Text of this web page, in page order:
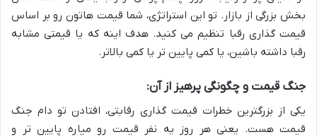
بخش بزرگی از بازار. تو این استراتژی، شما قیمت هاتون رو بر اساس
قیمت گذاری رقبا تنظیم می کنید. هدف اینه که یا قیمتی مشابه
رقبا داشته باشین، یا کمی پایین تر یا کمی بالاتر.
جنگ قیمت و چگونگی پرهیز از آن:
یکی از بزرگترین خطرات قیمت گذاری رقابتی، افتادن تو دام جنگ
قیمت هست. یعنی هر روز یه نفر قیمت رو میاره پایین تر و